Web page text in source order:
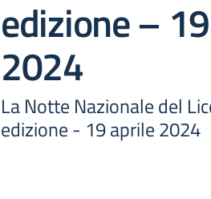
edizione –
2024
La Notte Nazionale del
edizione - 19 aprile 2024